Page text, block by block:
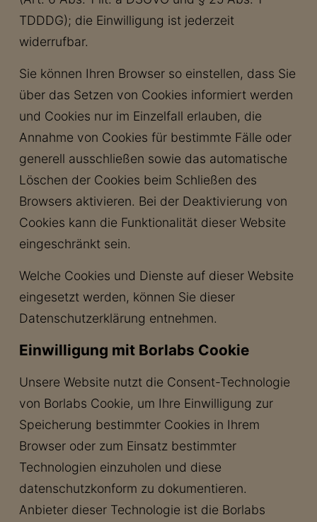
TDDDG); die Einwilligung ist jederzeit
widerrufbar.
Sie können Ihren Browser so einstellen, dass Sie
über das Setzen von Cookies informiert werden
und Cookies nur im Einzelfall erlauben, die
Annahme von Cookies für bestimmte Fälle oder
generell ausschließen sowie das automatische
Löschen der Cookies beim Schließen des
Browsers aktivieren. Bei der Deaktivierung von
Cookies kann die Funktionalität dieser Website
eingeschränkt sein.
Welche Cookies und Dienste auf dieser Website
eingesetzt werden, können Sie dieser
Datenschutzerklärung entnehmen.
Einwilligung mit Borlabs Cookie
Unsere Website nutzt die Consent-Technologie
von Borlabs Cookie, um Ihre Einwilligung zur
Speicherung bestimmter Cookies in Ihrem
Browser oder zum Einsatz bestimmter
Technologien einzuholen und diese
datenschutzkonform zu dokumentieren.
Anbieter dieser Technologie ist die Borlabs